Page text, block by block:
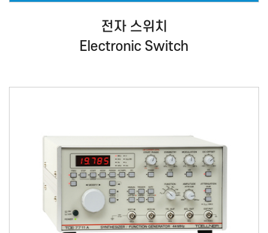
전자 스위치
Electronic Switch